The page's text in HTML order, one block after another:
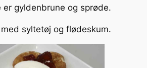
gyldenbrune og sprøde.
syltetøj og flødeskum.